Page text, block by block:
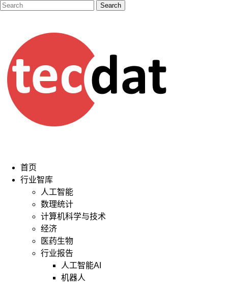
首页
行业智库
人工智能
数理统计
计算机科学与技术
经济
医药生物
行业报告
人工智能AI
机器人